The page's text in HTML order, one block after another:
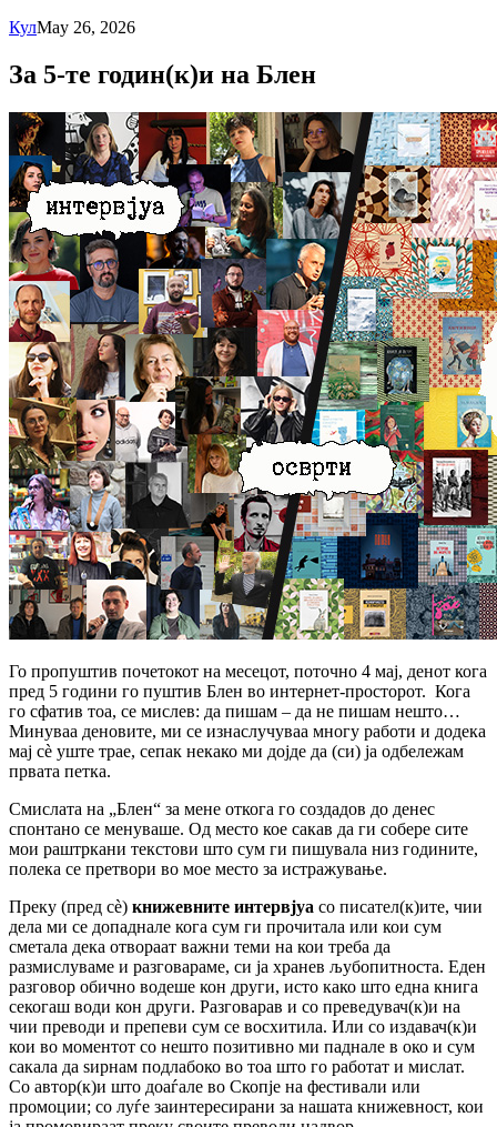
КулMay 26, 2026
За 5-те годин(к)и на Блен
Го пропуштив почетокот на месецот, поточно 4 мај, денот кога
пред 5 години го пуштив Блен во интернет-просторот. Кога
го сфатив тоа, се мислев: да пишам – да не пишам нешто…
Минуваа деновите, ми се изнаслучуваа многу работи и додека
мај сè уште трае, сепак некако ми дојде да (си) ја одбележам
првата петка.
Смислата на „Блен“ за мене откога го создадов до денес
спонтано се менуваше. Од место кое сакав да ги собере сите
мои раштркани текстови што сум ги пишувала низ годините,
полека се претвори вo мое место за истражување.
Преку (пред сè) книжевните интервјуа со писател(к)ите, чии
дела ми се допаднале кога сум ги прочитала или кои сум
сметала дека отвораат важни теми на кои треба да
размислуваме и разговараме, си ја хранев љубопитноста. Еден
разговор обично водеше кон други, исто како што една книга
секогаш води кон други. Разговарав и со преведувач(к)и на
чии преводи и препеви сум се восхитила. Или со издавач(к)и
кои во моментот со нешто позитивно ми паднале в око и сум
сакала да ѕирнам подлабоко во тоа што го работат и мислат.
Со автор(к)и што доаѓале во Скопје на фестивали или
промоции; со луѓе заинтересирани за нашата книжевност, кои